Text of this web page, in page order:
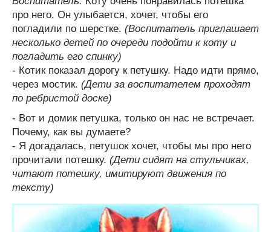
про него. Он улыбается, хочет, чтобы его
погладили по шерстке. (Воспитатель приглашает
несколько детей по очереди подойти к коту и
погладить его спинку)
- Котик показал дорогу к петушку. Надо идти прямо,
через мостик. (Дети за воспитателем проходят
по ребристой доске)
- Вот и домик петушка, только он нас не встречает.
Почему, как вы думаете?
- Я догадалась, петушок хочет, чтобы мы про него
прочитали потешку. (Дети сидят на стульчиках,
читают потешку, имитируют движения по
тексту)